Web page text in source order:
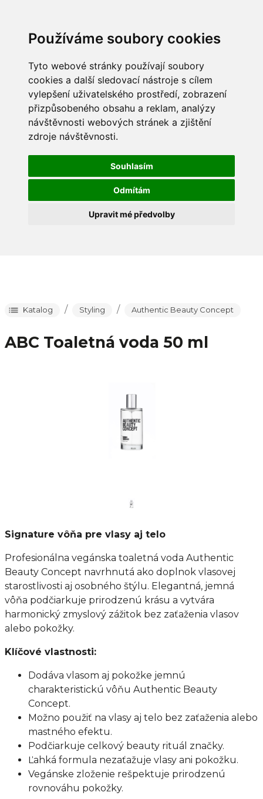
Používáme soubory cookies
Tyto webové stránky používají soubory
cookies a další sledovací nástroje s cílem
vylepšení uživatelského prostředí, zobrazení
přizpůsobeného obsahu a reklam, analýzy
návštěvnosti webových stránek a zjištění
zdroje návštěvnosti.
Souhlasím
Odmítám
Upravit mé předvolby
Katalog / Styling / Authentic Beauty Concept
ABC Toaletná voda 50 ml
Signature vôňa pre vlasy aj telo
Profesionálna vegánska toaletná voda Authentic
Beauty Concept navrhnutá ako doplnok vlasovej
starostlivosti aj osobného štýlu. Elegantná, jemná
vôňa podčiarkuje prirodzenú krásu a vytvára
harmonický zmyslový zážitok bez zaťaženia vlasov
alebo pokožky.
Klíčové vlastnosti:
Dodáva vlasom aj pokožke jemnú
charakteristickú vôňu Authentic Beauty
Concept.
Možno použiť na vlasy aj telo bez zaťaženia alebo
mastného efektu.
Podčiarkuje celkový beauty rituál značky.
Ľahká formula nezaťažuje vlasy ani pokožku.
Vegánske zloženie rešpektuje prirodzenú
rovnováhu pokožky.